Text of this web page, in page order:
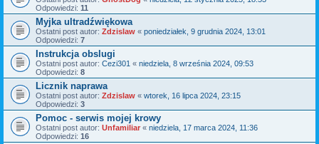
Odpowiedzi: 11
Myjka ultradźwiękowa
Ostatni post autor: Zdzislaw « poniedziałek, 9 grudnia 2024, 13:01
Odpowiedzi: 7
Instrukcja obslugi
Ostatni post autor: Cezi301 « niedziela, 8 września 2024, 09:53
Odpowiedzi: 8
Licznik naprawa
Ostatni post autor: Zdzislaw « wtorek, 16 lipca 2024, 23:15
Odpowiedzi: 3
Pomoc - serwis mojej krowy
Ostatni post autor: Unfamiliar « niedziela, 17 marca 2024, 11:36
Odpowiedzi: 16